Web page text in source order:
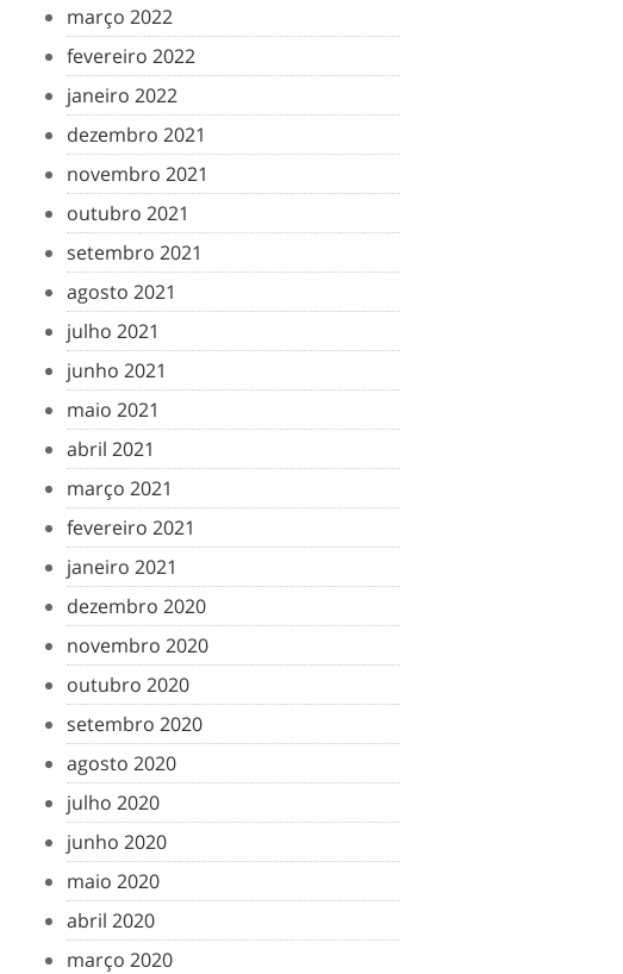
março 2022
fevereiro 2022
janeiro 2022
dezembro 2021
novembro 2021
outubro 2021
setembro 2021
agosto 2021
julho 2021
junho 2021
maio 2021
abril 2021
março 2021
fevereiro 2021
janeiro 2021
dezembro 2020
novembro 2020
outubro 2020
setembro 2020
agosto 2020
julho 2020
junho 2020
maio 2020
abril 2020
março 2020